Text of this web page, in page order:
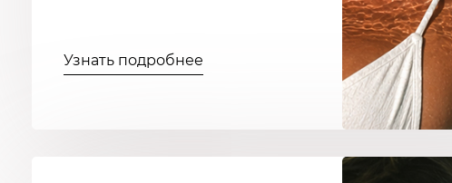
Узнать подробнее